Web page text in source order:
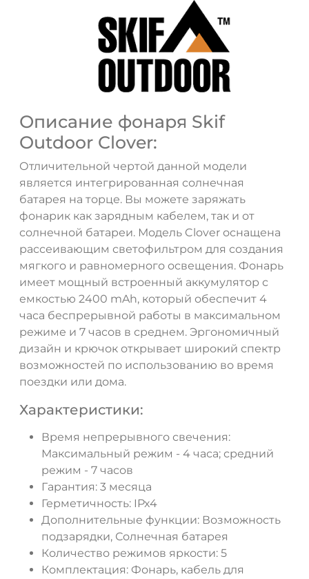
Описание фонаря Skif
Outdoor Clover:
Отличительной чертой данной модели
является интегрированная солнечная
батарея на торце. Вы можете заряжать
фонарик как зарядным кабелем, так и от
солнечной батареи. Модель Clover оснащена
рассеивающим светофильтром для создания
мягкого и равномерного освещения. Фонарь
имеет мощный встроенный аккумулятор с
емкостью 2400 mAh, который обеспечит 4
часа беспрерывной работы в максимальном
режиме и 7 часов в среднем. Эргономичный
дизайн и крючок открывает широкий спектр
возможностей по использованию во время
поездки или дома.
Характеристики:
Время непрерывного свечения:
Максимальный режим - 4 часа; средний
режим - 7 часов
Гарантия: 3 месяца
Герметичность: IPx4
Дополнительные функции: Возможность
подзарядки, Солнечная батарея
Количество режимов яркости: 5
Комплектация: Фонарь, кабель для
ДА НЕТ